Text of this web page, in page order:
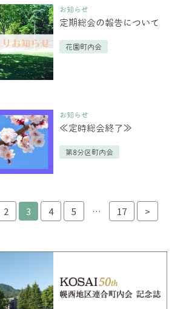
お知らせ
定期総会の報告について
花園町内会
お知らせ
≪定時総会終了≫
第8分区町内会
2 3 4 5 … 17 >